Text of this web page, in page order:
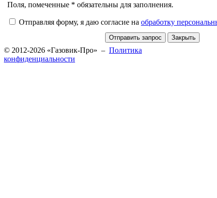
Поля, помеченные * обязательны для заполнения.
Отправляя форму, я даю согласие на обработку
© 2012-2026 «Газовик-Про» – Политика
конфиденциальности